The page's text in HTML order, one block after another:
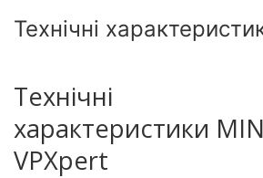
Технічні
Технічні
характеристики
VPXpert